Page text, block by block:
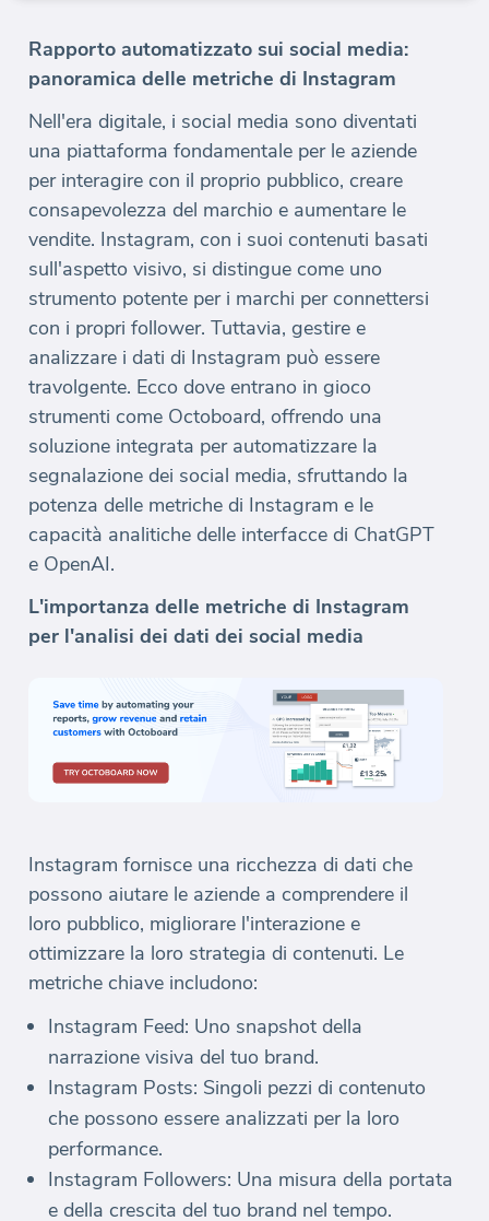
Rapporto automatizzato sui social media:
panoramica delle metriche di Instagram
Nell'era digitale, i social media sono diventati
una piattaforma fondamentale per le aziende
per interagire con il proprio pubblico, creare
consapevolezza del marchio e aumentare le
vendite. Instagram, con i suoi contenuti basati
sull'aspetto visivo, si distingue come uno
strumento potente per i marchi per connettersi
con i propri follower. Tuttavia, gestire e
analizzare i dati di Instagram può essere
travolgente. Ecco dove entrano in gioco
strumenti come Octoboard, offrendo una
soluzione integrata per automatizzare la
segnalazione dei social media, sfruttando la
potenza delle metriche di Instagram e le
capacità analitiche delle interfacce di ChatGPT
e OpenAI.
L'importanza delle metriche di Instagram
per l'analisi dei dati dei social media
Instagram fornisce una ricchezza di dati che
possono aiutare le aziende a comprendere il
loro pubblico, migliorare l'interazione e
ottimizzare la loro strategia di contenuti. Le
metriche chiave includono:
Instagram Feed: Uno snapshot della
narrazione visiva del tuo brand.
Instagram Posts: Singoli pezzi di contenuto
che possono essere analizzati per la loro
performance.
Instagram Followers: Una misura della portata
e della crescita del tuo brand nel tempo.